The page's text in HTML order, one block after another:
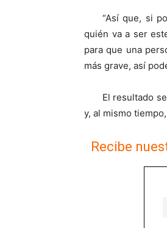
“Así que, si
quién va a ser
para que una
más grave, así
El resultado
y, al mismo
Recibe